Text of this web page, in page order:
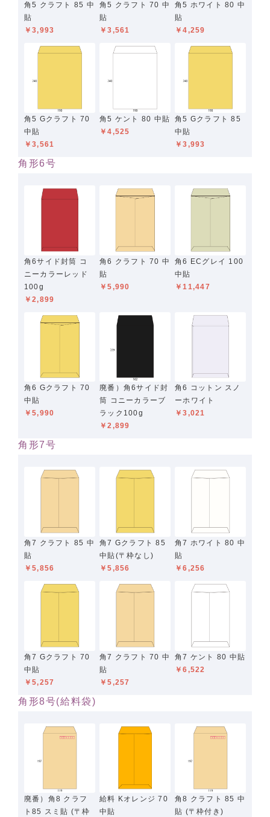
角5 クラフト 85 中
貼
￥3,993
角5 クラフト 70 中
貼
￥3,561
角5 ホワイト 80 中
貼
￥4,259
角5 Gクラフト 70
中貼
￥3,561
角5 ケント 80 中貼
￥4,525
角5 Gクラフト 85
中貼
￥3,993
角形6号
角6サイド封筒 コ
ニーカラーレッド
100g
￥2,899
角6 クラフト 70 中
貼
￥5,990
角6 ECグレイ 100
中貼
￥11,447
角6 Gクラフト 70
中貼
￥5,990
廃番）角6サイド封
筒 コニーカラーブ
ラック100g
￥2,899
角6 コットン スノ
ーホワイト
￥3,021
角形7号
角7 クラフト 85 中
貼
￥5,856
角7 Gクラフト 85
中貼(〒枠なし)
￥5,856
角7 ホワイト 80 中
貼
￥6,256
角7 Gクラフト 70
中貼
￥5,257
角7 クラフト 70 中
貼
￥5,257
角7 ケント 80 中貼
￥6,522
角形8号(給料袋)
廃番）角8 クラフ
ト85 スミ貼 (〒枠
給料 Kオレンジ 70
中貼
角8 クラフト 85 中
貼 (〒枠付き)